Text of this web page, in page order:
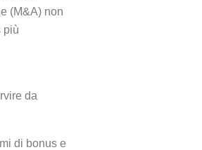
(M&A) non
più
da
di bonus e